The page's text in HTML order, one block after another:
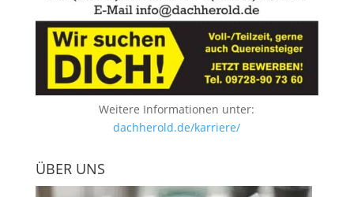
Weitere Informationen unter:
dachherold.de/karriere/
ÜBER UNS